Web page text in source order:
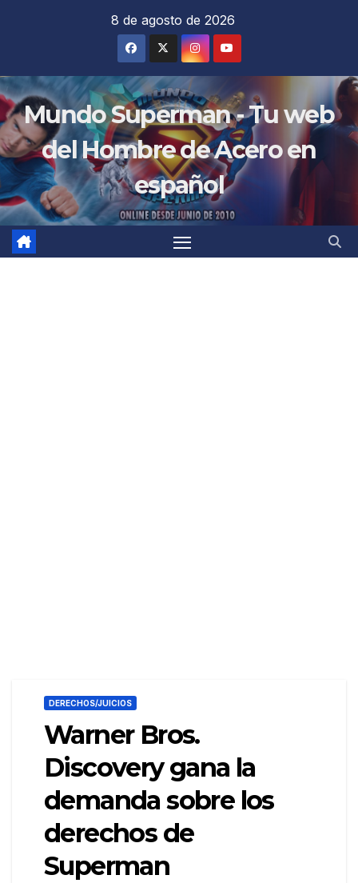
8 de agosto de 2026
Mundo Superman - Tu web
del Hombre de Acero en
español
DERECHOS/JUICIOS
Warner Bros.
Discovery gana la
demanda sobre los
derechos de
Superman